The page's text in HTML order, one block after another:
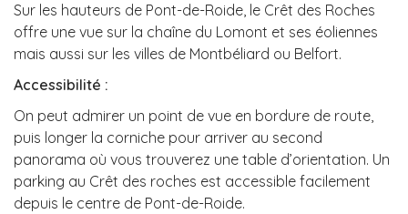
Sur les hauteurs de Pont-de-Roide, le Crêt des Roches
offre une vue sur la chaîne du Lomont et ses éoliennes
mais aussi sur les villes de Montbéliard ou Belfort.
Accessibilité :
On peut admirer un point de vue en bordure de route,
puis longer la corniche pour arriver au second
panorama où vous trouverez une table d’orientation. Un
parking au Crêt des roches est accessible facilement
depuis le centre de Pont-de-Roide.